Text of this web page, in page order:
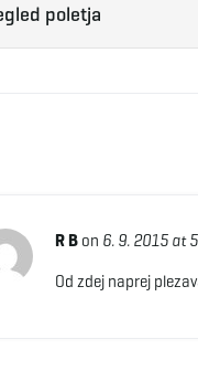
poletja
R Bon 6. 9. 2015 at
Od zdej naprej